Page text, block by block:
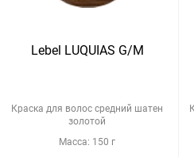
Lebel LUQUIAS G/M
Краска для волос средний шатен
золотой
Масса: 150 г